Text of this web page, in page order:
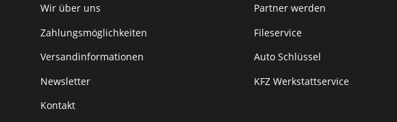
Wir über uns
Zahlungsmöglichkeiten
Versandinformationen
Newsletter
Kontakt
Partner werden
Fileservice
Auto Schlüssel
KFZ Werkstattservice